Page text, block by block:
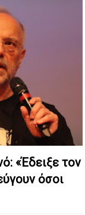
«Έδειξε τον
όσοι